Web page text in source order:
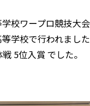
校ワープロ競技大
学校で行われました
5位入賞 でした。